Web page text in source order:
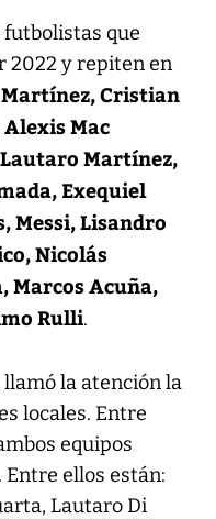
futbolistas que
2022 y repiten en
Cristian
Mac
Martínez,
Exequiel
Messi, Lisandro
Nicolás
Marcos Acuña,
Rulli.
la atención la
locales. Entre
equipos
ellos están:
Lautaro Di